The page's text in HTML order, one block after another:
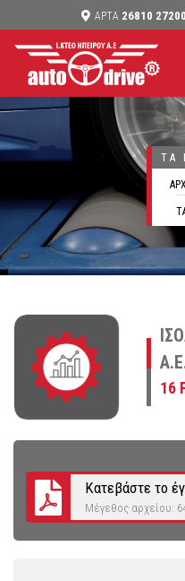
ΑΡΤΑ 26810 27200
ΤΑ
16
Κατεβάστε το
Μέγεθος αρχείου: